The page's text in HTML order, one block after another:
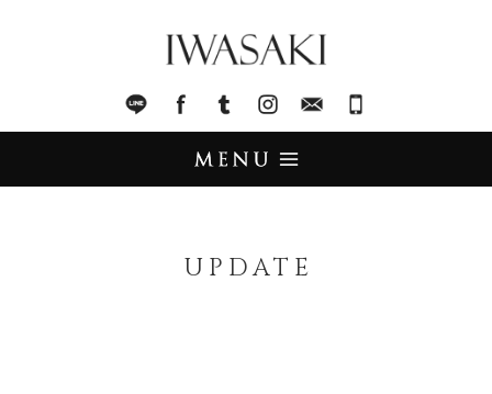
LINE facebook Tumblr InstagramMail
UPDATE